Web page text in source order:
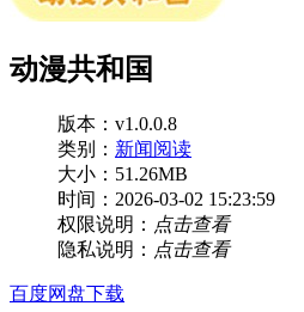
动漫共和国
版本：v1.0.0.8
类别： 新闻阅读
大小：51.26MB
时间：2026-03-02 15:23:59
权限说明： 点击查看
隐私说明： 点击查看
百度网盘下载